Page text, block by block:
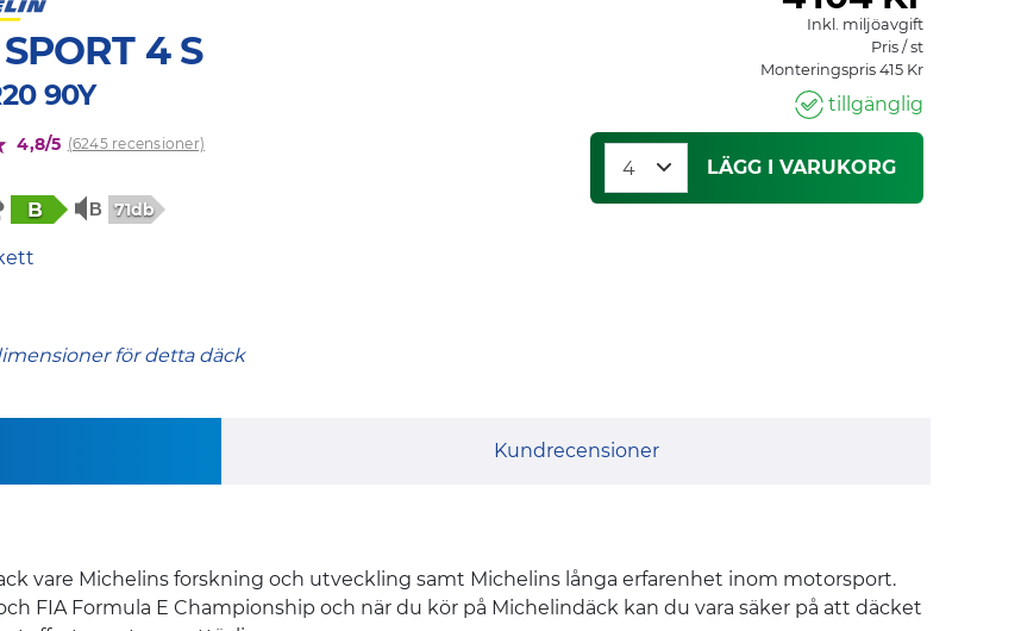
4 S
90Y
4,8/5 (6245 recensioner)
B 71db
för detta däck
Inkl. miljöavgift
Pris / st
Monteringspris 415 Kr
tillgänglig
LÄGG I VARUKORG
Kundrecensioner
vare Michelins forskning och utveckling samt Michelins långa erfarenhet inom motorsport.
FIA Formula E Championship och när du kör på Michelindäck kan du vara säker på att däcket